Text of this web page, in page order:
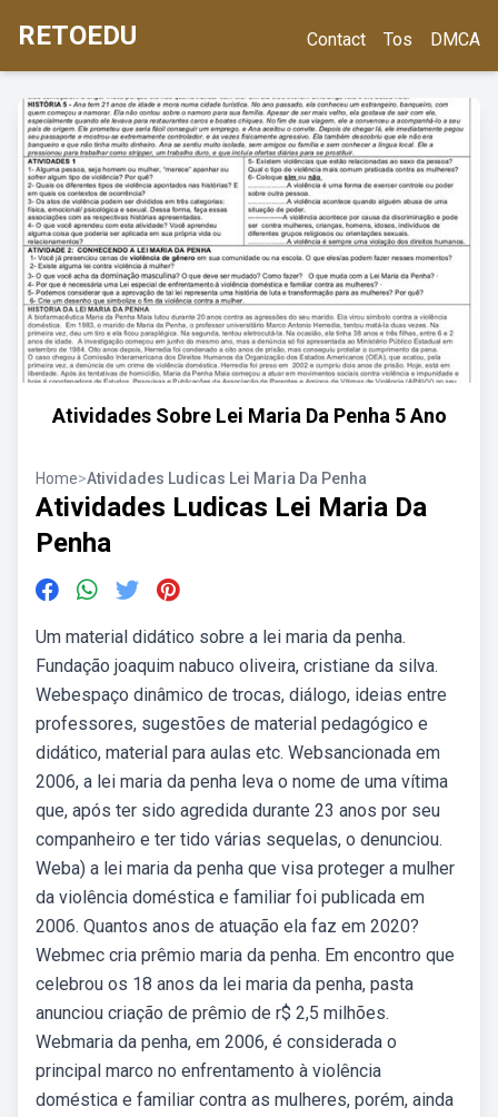
RETOEDU Contact Tos DMCA
Atividades Sobre Lei Maria Da Penha 5 Ano
Home>Atividades Ludicas Lei Maria Da Penha
Atividades Ludicas Lei Maria Da
Penha
Um material didático sobre a lei maria da penha.
Fundação joaquim nabuco oliveira, cristiane da silva.
Webespaço dinâmico de trocas, diálogo, ideias entre
professores, sugestões de material pedagógico e
didático, material para aulas etc. Websancionada em
2006, a lei maria da penha leva o nome de uma vítima
que, após ter sido agredida durante 23 anos por seu
companheiro e ter tido várias sequelas, o denunciou.
Weba) a lei maria da penha que visa proteger a mulher
da violência doméstica e familiar foi publicada em
2006. Quantos anos de atuação ela faz em 2020?
Webmec cria prêmio maria da penha. Em encontro que
celebrou os 18 anos da lei maria da penha, pasta
anunciou criação de prêmio de r$ 2,5 milhões.
Webmaria da penha, em 2006, é considerada o
principal marco no enfrentamento à violência
doméstica e familiar contra as mulheres, porém, ainda